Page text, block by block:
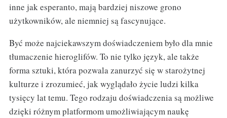
inne jak esperanto, mają bardziej niszowe grono
użytkowników, ale niemniej są fascynujące.
Być może najciekawszym doświadczeniem było dla mnie
tłumaczenie hieroglifów. To nie tylko język, ale także
forma sztuki, która pozwala zanurzyć się w starożytnej
kulturze i zrozumieć, jak wyglądało życie ludzi kilka
tysięcy lat temu. Tego rodzaju doświadczenia są możliwe
dzięki różnym platformom umożliwiającym naukę